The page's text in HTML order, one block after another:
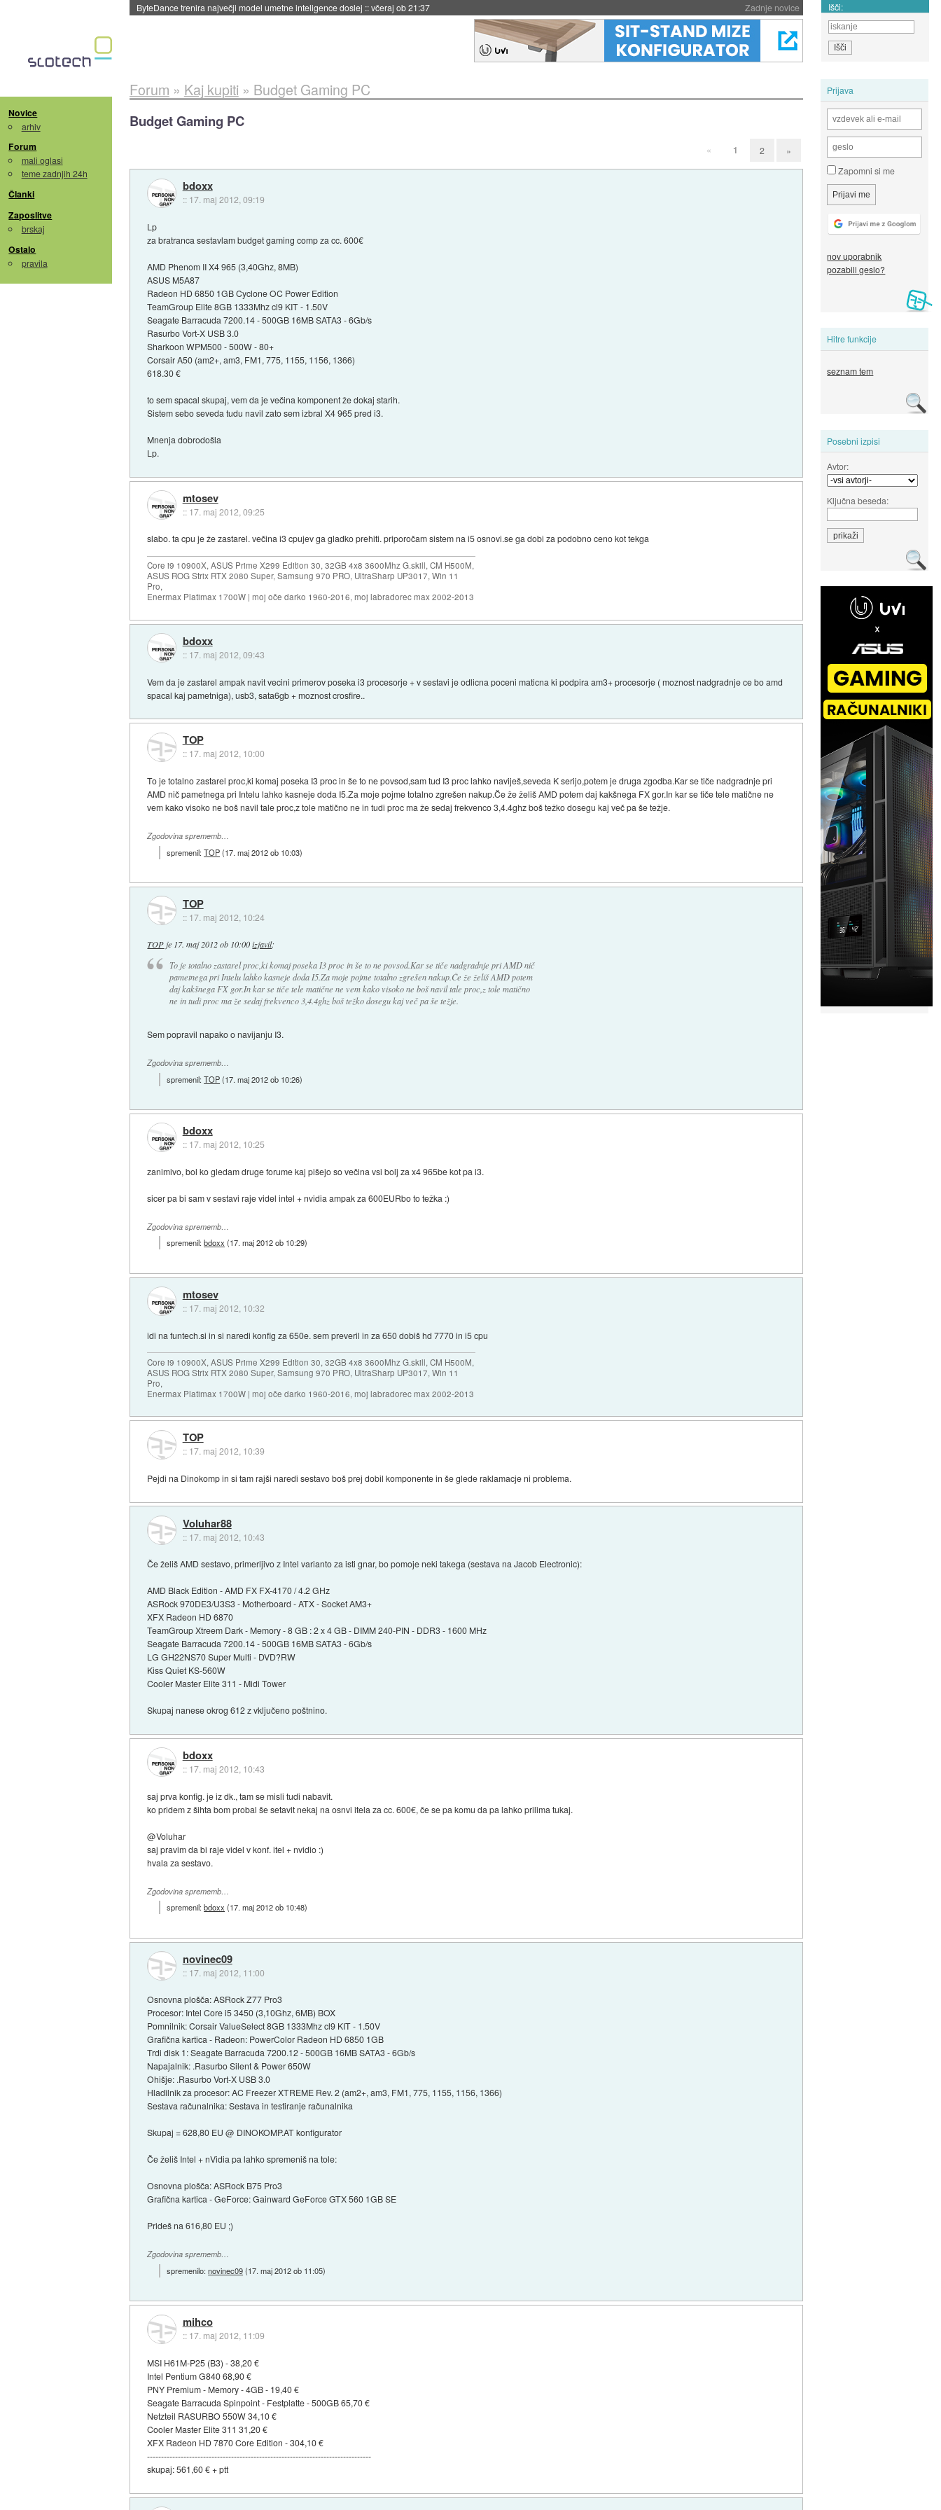
Zadnje novice
Spletne strani začele streči oglase za agente umetne inteligence::včeraj ob 21:23 Išči:
Novice
arhiv
Forum
mali oglasi
teme zadnjih 24h
Članki
Zaposlitve
brskaj
Ostalo
pravila
Prijava
Zapomni si me
nov uporabnik
pozabili geslo?
Hitre funkcije
seznam tem
Posebni izpisi
Avtor:
Ključna beseda:
Forum » Kaj kupiti » Budget Gaming PC
Budget Gaming PC
« 1 2 »
bdoxx
:: 17. maj 2012, 09:19
Lp
za bratranca sestavlam budget gaming comp za cc. 600€
AMD Phenom II X4 965 (3,40Ghz, 8MB)
ASUS M5A87
Radeon HD 6850 1GB Cyclone OC Power Edition
TeamGroup Elite 8GB 1333Mhz cl9 KIT - 1.50V
Seagate Barracuda 7200.14 - 500GB 16MB SATA3 - 6Gb/s
Rasurbo Vort-X USB 3.0
Sharkoon WPM500 - 500W - 80+
Corsair A50 (am2+, am3, FM1, 775, 1155, 1156, 1366)
618.30 €
to sem spacal skupaj, vem da je večina komponent že dokaj starih.
Sistem sebo seveda tudu navil zato sem izbral X4 965 pred i3.
Mnenja dobrodošla
Lp.
mtosev
:: 17. maj 2012, 09:25
slabo. ta cpu je že zastarel. večina i3 cpujev ga gladko prehiti. priporočam sistem na i5 osnovi.se ga dobi za podobno ceno kot tekga
Core i9 10900X, ASUS Prime X299 Edition 30, 32GB 4x8 3600Mhz G.skill, CM H500M,
ASUS ROG Strix RTX 2080 Super, Samsung 970 PRO, UltraSharp UP3017, Win 11
Pro,
Enermax Platimax 1700W | moj oče darko 1960-2016, moj labradorec max 2002-2013
bdoxx
:: 17. maj 2012, 09:43
Vem da je zastarel ampak navit vecini primerov poseka i3 procesorje + v sestavi je odlicna poceni maticna ki podpira am3+ procesorje ( moznost nadgradnje ce bo amd
spacal kaj pametniga), usb3, sata6gb + moznost crosfire..
TOP
:: 17. maj 2012, 10:00
To je totalno zastarel proc,ki komaj poseka I3 proc in še to ne povsod,sam tud I3 proc lahko naviješ,seveda K serijo,potem je druga zgodba.Kar se tiče nadgradnje pri
AMD nič pametnega pri Intelu lahko kasneje doda I5.Za moje pojme totalno zgrešen nakup.Če že želiš AMD potem daj kakšnega FX gor.In kar se tiče tele matične ne
vem kako visoko ne boš navil tale proc,z tole matično ne in tudi proc ma že sedaj frekvenco 3,4.4ghz boš težko dosegu kaj več pa še težje.
Zgodovina sprememb…
spremenil:TOP(17. maj 2012 ob 10:03)
TOP
:: 17. maj 2012, 10:24
TOP je 17. maj 2012 ob 10:00 izjavil:
To je totalno zastarel proc,ki komaj poseka I3 proc in še to ne povsod.Kar se tiče nadgradnje pri AMD nič
pametnega pri Intelu lahko kasneje doda I5.Za moje pojme totalno zgrešen nakup.Če že želiš AMD potem
daj kakšnega FX gor.In kar se tiče tele matične ne vem kako visoko ne boš navil tale proc,z tole matično
ne in tudi proc ma že sedaj frekvenco 3,4.4ghz boš težko dosegu kaj več pa še težje.
Sem popravil napako o navijanju I3.
Zgodovina sprememb…
spremenil:TOP(17. maj 2012 ob 10:26)
bdoxx
:: 17. maj 2012, 10:25
zanimivo, bol ko gledam druge forume kaj pišejo so večina vsi bolj za x4 965be kot pa i3.
sicer pa bi sam v sestavi raje videl intel + nvidia ampak za 600EURbo to težka :)
Zgodovina sprememb…
spremenil:bdoxx (17. maj 2012 ob 10:29)
mtosev
:: 17. maj 2012, 10:32
idi na funtech.si in si naredi konfig za 650e. sem preveril in za 650 dobiš hd 7770 in i5 cpu
Core i9 10900X, ASUS Prime X299 Edition 30, 32GB 4x8 3600Mhz G.skill, CM H500M,
ASUS ROG Strix RTX 2080 Super, Samsung 970 PRO, UltraSharp UP3017, Win 11
Pro,
Enermax Platimax 1700W | moj oče darko 1960-2016, moj labradorec max 2002-2013
TOP
:: 17. maj 2012, 10:39
Pejdi na Dinokomp in si tam rajši naredi sestavo boš prej dobil komponente in še glede raklamacje ni problema.
Voluhar88
:: 17. maj 2012, 10:43
Če želiš AMD sestavo, primerljivo z Intel varianto za isti gnar, bo pomoje neki takega (sestava na Jacob Electronic):
AMD Black Edition - AMD FX FX-4170 / 4.2 GHz
ASRock 970DE3/U3S3 - Motherboard - ATX - Socket AM3+
XFX Radeon HD 6870
TeamGroup Xtreem Dark - Memory - 8 GB : 2 x 4 GB - DIMM 240-PIN - DDR3 - 1600 MHz
Seagate Barracuda 7200.14 - 500GB 16MB SATA3 - 6Gb/s
LG GH22NS70 Super Multi - DVD?RW
Kiss Quiet KS-560W
Cooler Master Elite 311 - Midi Tower
Skupaj nanese okrog 612 z vključeno poštnino.
bdoxx
:: 17. maj 2012, 10:43
saj prva konfig. je iz dk., tam se misli tudi nabavit.
ko pridem z šihta bom probal še setavit nekaj na osnvi itela za cc. 600€, če se pa komu da pa lahko prilima tukaj.
@Voluhar
saj pravim da bi raje videl v konf. itel + nvidio :)
hvala za sestavo.
Zgodovina sprememb…
spremenil:bdoxx (17. maj 2012 ob 10:48)
novinec09
:: 17. maj 2012, 11:00
Osnovna plošča: ASRock Z77 Pro3
Procesor: Intel Core i5 3450 (3,10Ghz, 6MB) BOX
Pomnilnik: Corsair ValueSelect 8GB 1333Mhz cl9 KIT - 1.50V
Grafična kartica - Radeon: PowerColor Radeon HD 6850 1GB
Trdi disk 1: Seagate Barracuda 7200.12 - 500GB 16MB SATA3 - 6Gb/s
Napajalnik: .Rasurbo Silent & Power 650W
Ohišje: .Rasurbo Vort-X USB 3.0
Hladilnik za procesor: AC Freezer XTREME Rev. 2 (am2+, am3, FM1, 775, 1155, 1156, 1366)
Sestava računalnika: Sestava in testiranje računalnika
Skupaj = 628,80 EU @ DINOKOMP.AT konfigurator
Če želiš Intel + nVidia pa lahko spremeniš na tole:
Osnovna plošča: ASRock B75 Pro3
Grafična kartica - GeForce: Gainward GeForce GTX 560 1GB SE
Prideš na 616,80 EU ;)
Zgodovina sprememb…
spremenilo:novinec09(17. maj 2012 ob 11:05)
mihco
:: 17. maj 2012, 11:09
MSI H61M-P25 (B3) - 38,20 €
Intel Pentium G840 68,90 €
PNY Premium - Memory - 4GB - 19,40 €
Seagate Barracuda Spinpoint - Festplatte - 500GB 65,70 €
Netzteil RASURBO 550W 34,10 €
Cooler Master Elite 311 31,20 €
XFX Radeon HD 7870 Core Edition - 304,10 €
--------------------------------------------------------------------------------
skupaj: 561,60 € + ptt